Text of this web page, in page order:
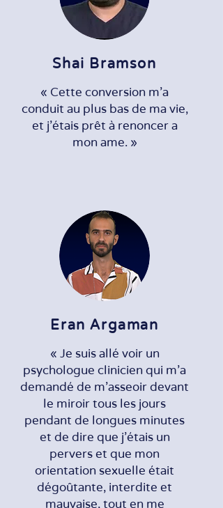
Shai Bramson
« Cette conversion m'a
conduit au plus bas de ma vie,
et j'étais prêt à renoncer a
mon ame. »
Eran Argaman
« Je suis allé voir un
psychologue clinicien qui m'a
demandé de m'asseoir devant
le miroir tous les jours
pendant de longues minutes
et de dire que j'étais un
pervers et que mon
orientation sexuelle était
dégoûtante, interdite et
mauvaise, tout en me